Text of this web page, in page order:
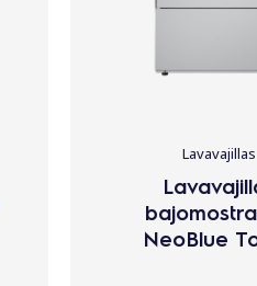
Lavavajillas
NeoBlue